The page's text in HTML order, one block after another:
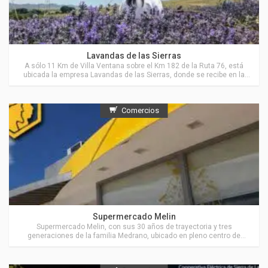
Actividades en Villa Ventana
Lavandas de las Sierras
A sólo 11 Km de Villa Ventana sobre el Km 182 de la Ruta 76, está
ubicada la empresa Lavandas de las Sierras, donde se recibe en la
parte del campo, sus sierras, valles y arroyos.
Comercios
Actividades en Sierra de la Ventana
Supermercado Melin
Supermercado Melin, con sus 30 años de trayectoria y tres
generaciones de la familia Medrano, ubicado en pleno centro de